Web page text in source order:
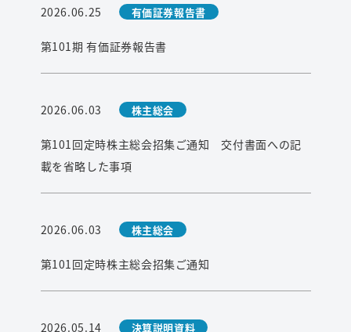
2026.06.25 有価証券報告書
第101期 有価証券報告書
2026.06.03 株主総会
第101回定時株主総会招集ご通知 交付書面への記
載を省略した事項
2026.06.03 株主総会
第101回定時株主総会招集ご通知
2026.05.14 決算説明資料